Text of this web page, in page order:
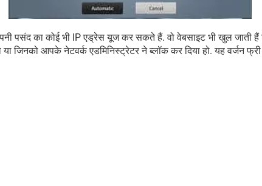
पसंद का कोई भी IP एड्रेस यूज कर सकते हैं. वो वेबसाइट भी खुल जाती हैं
या जिनको आपके नेटवर्क एडमिनिस्ट्रेटर ने ब्लॉक कर दिया हो. यह वर्जन